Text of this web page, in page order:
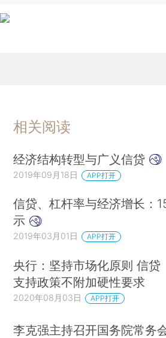
相关阅读
经济结构转型与广义信贷
2019年09月18日 APP打开
信贷、杠杆率与经济增长：
示
2019年03月01日 APP打开
央行：坚持市场化原则 信贷
支持政策不附加硬性要求
2020年08月03日 APP打开
李克强主持召开国务院常务